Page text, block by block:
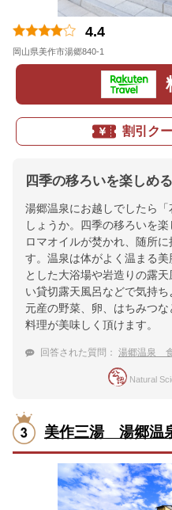
4.4
岡山県美作市湯郷840-1
割引ク
四季の移ろいを楽しめ
湯郷温泉にお越しでしたら
しょうか。四季の移ろいを
ロマオイルが焚かれ、随所
す。温泉は体がよく温まる
とした大浴場や岩造りの露
い貸切露天風呂などで気持
元産の野菜、卵、はちみつ
料理が美味しく頂けます。
回答された質問： 湯郷温泉 食
Natural
美作三湯 湯郷温